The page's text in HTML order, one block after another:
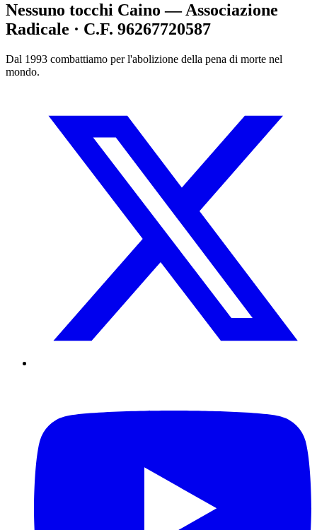
Nessuno tocchi Caino — Associazione
Radicale · C.F. 96267720587
Dal 1993 combattiamo per l'abolizione della pena di morte nel
mondo.